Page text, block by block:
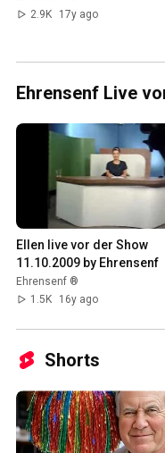
2.9K
17y ago
Ehrensenf Live
Ellen live vor der Show
11.10.2009 by Ehrensenf
Ehrensenf ®
1.5K
16y ago
Shorts